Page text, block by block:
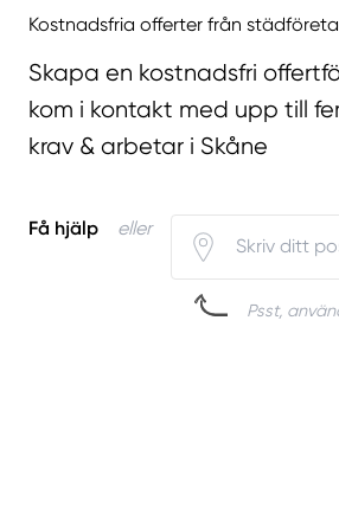
Kostnadsfria offerter från
Skapa en kostnadsfri
kom i kontakt med upp till
krav & arbetar i Skåne
Få hjälp eller
Psst,